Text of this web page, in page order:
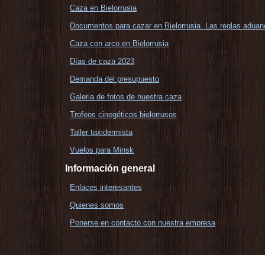
Caza en Bielorrusia
Documentos para cazar en Bielorrusia. Las reglas
Caza con arco en Bielorrusia
Días de caza 2023
Demanda del presupuesto
Galeria de fotos de nuestra caza
Trofeos cinegéticos bielorrusos
Taller taxidermista
Vuelos para Minsk
Información general
Enlaces interesantes
Quienes somos
Ponerse en contacto con nuestra empresa